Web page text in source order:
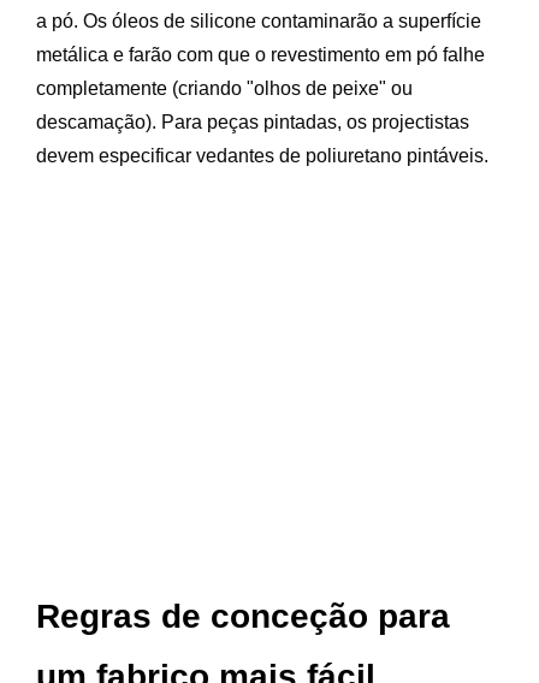
a pó. Os óleos de silicone contaminarão a superfície
metálica e farão com que o revestimento em pó falhe
completamente (criando "olhos de peixe" ou
descamação). Para peças pintadas, os projectistas
devem especificar vedantes de poliuretano pintáveis.
Regras de conceção para